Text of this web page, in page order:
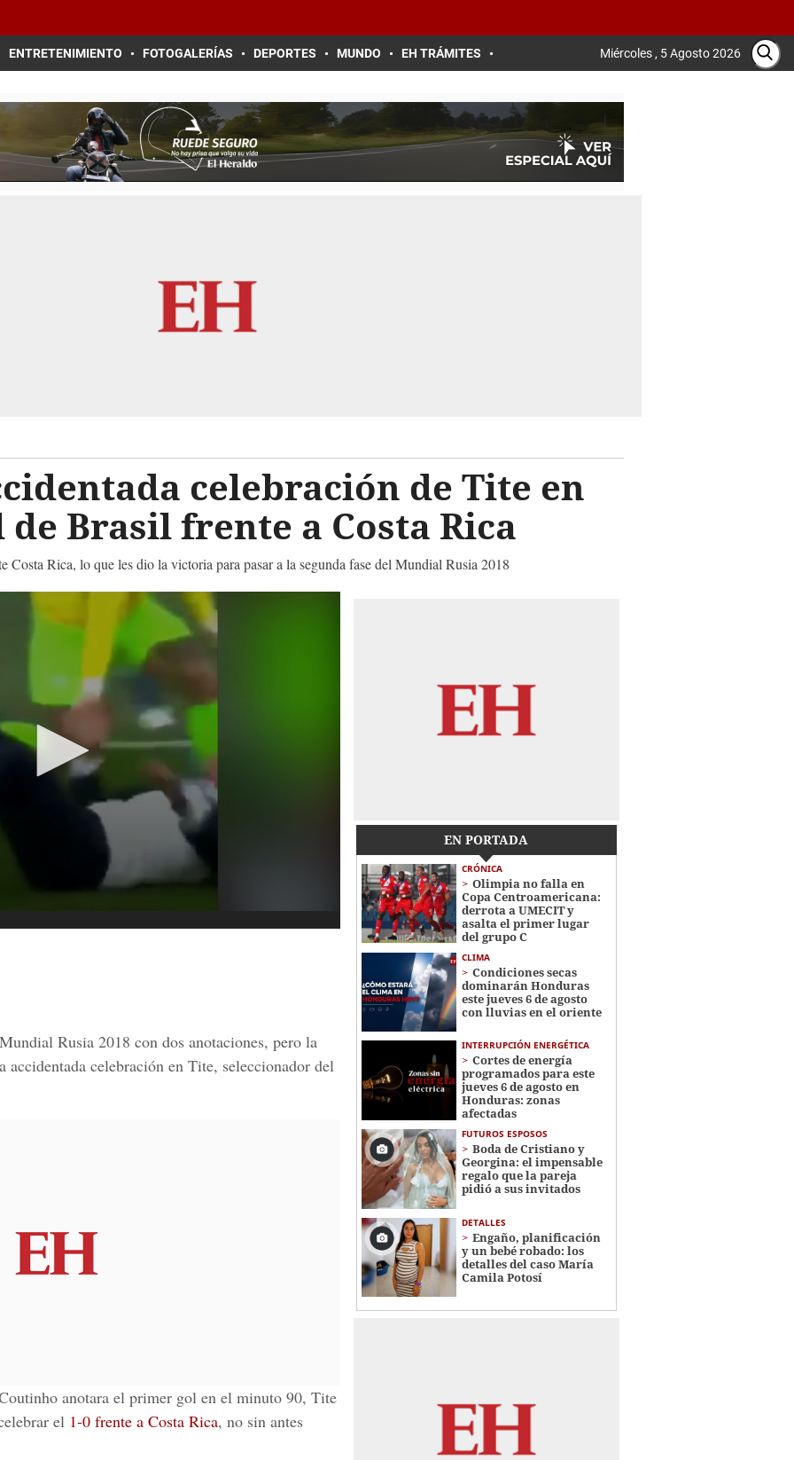
ENTRETENIMIENTO FOTOGALERÍAS DEPORTES MUNDO EH TRÁMITES Miércoles , 5 Agosto 2026
celebración de Tite en
Brasil frente a Costa Rica
Costa Rica, lo que les dio la victoria para pasar a la segunda fase del Mundial Rusia 2018
Mundial Rusia 2018 con dos anotaciones, pero la
celebración en Tite, seleccionador del
anotara el primer gol en el minuto 90, Tite
el 1-0 frente a Costa Rica, no sin antes
EN PORTADA
CRÓNICA
Olimpia no falla en
Copa Centroamericana:
derrota a UMECIT y
asalta el primer lugar
del grupo C
CLIMA
Condiciones secas
dominarán Honduras
este jueves 6 de agosto
con lluvias en el oriente
INTERRUPCIÓN ENERGÉTICA
Cortes de energía
programados para este
jueves 6 de agosto en
Honduras: zonas
afectadas
FUTUROS ESPOSOS
Boda de Cristiano y
Georgina: el impensable
regalo que la pareja
pidió a sus invitados
DETALLES
Engaño, planificación
y un bebé robado: los
detalles del caso María
Camila Potosí